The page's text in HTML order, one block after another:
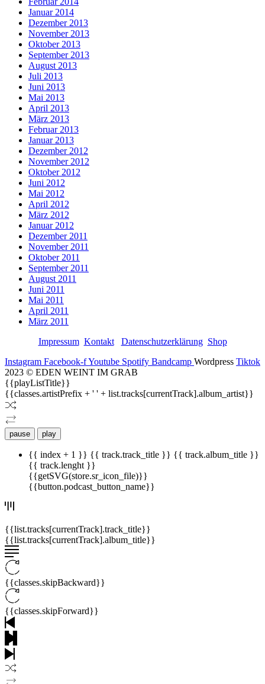
Januar 2014
Dezember 2013
November 2013
Oktober 2013
September 2013
August 2013
Juli 2013
Juni 2013
Mai 2013
April 2013
März 2013
Februar 2013
Januar 2013
Dezember 2012
November 2012
Oktober 2012
Juni 2012
Mai 2012
April 2012
März 2012
Januar 2012
Dezember 2011
November 2011
Oktober 2011
September 2011
August 2011
Juni 2011
Mai 2011
April 2011
März 2011
Impressum Kontakt Datenschutzerklärung Shop
Instagram Facebook-fYoutube Spotify Bandcamp Wordpress Tiktok
2023 © EDEN WEINT IM GRAB
{{playListTitle}}
{{classes.artistPrefix + ' ' + list.tracks[currentTrack].album_artist}}
pause play
{{ index + 1 }} {{ track.track_title }} {{ track.album_title }}
{{ track.lenght }}
{{getSVG(store.sr_icon_file)}}
{{button.podcast_button_name}}
{{list.tracks[currentTrack].track_title}}
{{list.tracks[currentTrack].album_title}}
{{classes.skipBackward}}
{{classes.skipForward}}